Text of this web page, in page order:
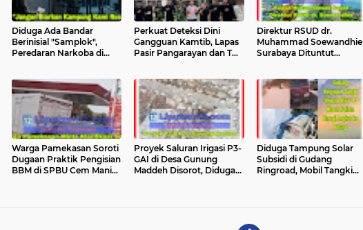
Diduga Ada Bandar
Berinisial "Samplok",
Peredaran Narkoba di
Perkuat Deteksi Dini
Gangguan Kamtib, Lapas
Pasir Pangarayan dan TNI
Negatif
Direktur RSUD dr.
Muhammad Soewandhie
Surabaya Dituntut
Kelalaian Medis
Warga Pamekasan Soroti
Dugaan Praktik Pengisian
BBM di SPBU Cem Manis,
Proyek Saluran Irigasi P3-
GAI di Desa Gunung
Maddeh Disorot, Diduga
Diduga Tampung Solar
Subsidi di Gudang
Ringroad, Mobil Tangki